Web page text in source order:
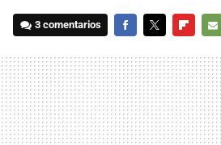
3 comentarios